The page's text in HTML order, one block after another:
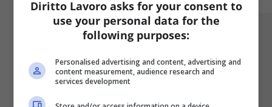
Diritto Lavoro asks for your consent to
use your personal data for the
following purposes:
Personalised advertising and content, advertising and
content measurement, audience research and
services development